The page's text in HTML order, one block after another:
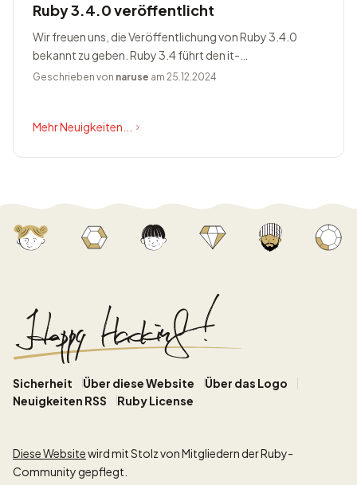
Ruby 3.4.0 veröffentlicht
Wir freuen uns, die Veröffentlichung von Ruby 3.4.0
bekannt zu geben. Ruby 3.4 führt den it-
Blockparameter ein, ändert Prism zum Standardparser,
Geschrieben von naruse am 25.12.2024
Mehr Neuigkeiten...
Sicherheit Über diese Website
Über das Logo
Neuigkeiten RSS
Ruby License
Diese Websitewird mit Stolz von Mitgliedern der Ruby-
Community gepflegt.